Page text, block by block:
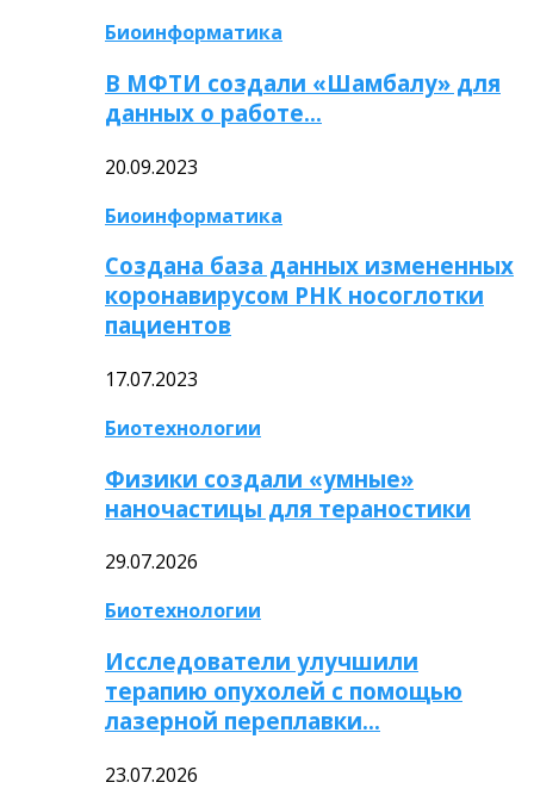
Биоинформатика
В МФТИ создали «Шамбалу» для
данных о работе…
20.09.2023
Биоинформатика
Создана база данных измененных
коронавирусом РНК носоглотки
пациентов
17.07.2023
Биотехнологии
Физики создали «умные»
наночастицы для тераностики
29.07.2026
Биотехнологии
Исследователи улучшили
терапию опухолей с помощью
лазерной переплавки…
23.07.2026